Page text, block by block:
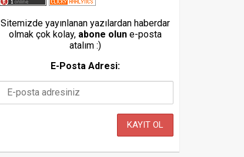
Sitemizde yayınlanan yazılardan haberdar
olmak çok kolay, abone olun e-posta
atalım :)
E-Posta Adresi: